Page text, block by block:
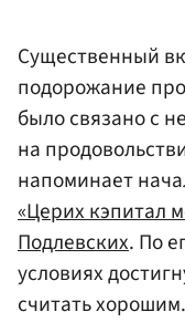
Существенный
подорожание
было связано с
на
напоминает
«Церих кэпитал
Подлевских. По
условиях
считать хорошим.